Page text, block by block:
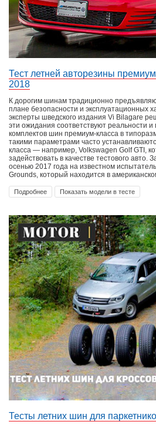
Тест летней авторезины
2018
К дорогим шинам традиционно
плане безопасности и эксплуатационных
эксперты шведского издания Vi Bilagare
эти ожидания соответствуют реальности и
комплектов шин премиум-класса в
такими параметрами часто
класса — например, Volkswagen Golf GTI,
задействовать в качестве тестового авто.
осенью 2017 года на известном
Grounds, который находится в
Подробнее Показать модели в тесте
Тесты летних шин для